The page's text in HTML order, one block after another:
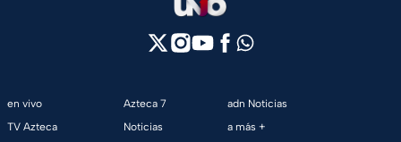
en vivo
TV Azteca
Azteca 7
Noticias
adn Noticias
a más +